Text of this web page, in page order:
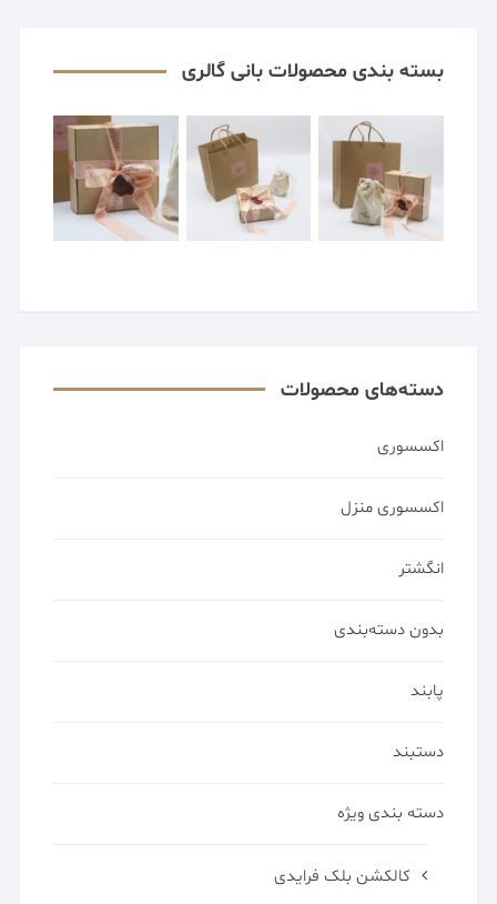
بسته بندی محصولات بانی گالری
دسته‌های محصولات
اکسسوری
اکسسوری منزل
انگشتر
بدون دسته‌بندی
پابند
دستبند
دسته بندی ویژه
کالکشن بلک فرایدی